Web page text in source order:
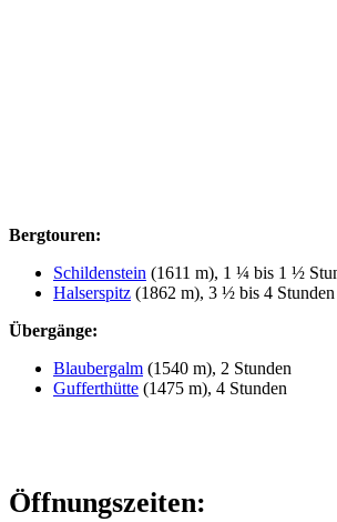
Bergtouren:
Schildenstein (1611 m), 1 ¼ bis 1 ½
Halserspitz (1862 m), 3 ½ bis 4 Stunden
Übergänge:
Blaubergalm (1540 m), 2 Stunden
Gufferthütte (1475 m), 4 Stunden
Öffnungszeiten: